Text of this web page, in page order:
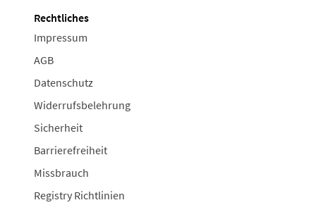
Rechtliches
Impressum
AGB
Datenschutz
Widerrufsbelehrung
Sicherheit
Barrierefreiheit
Missbrauch
Registry Richtlinien